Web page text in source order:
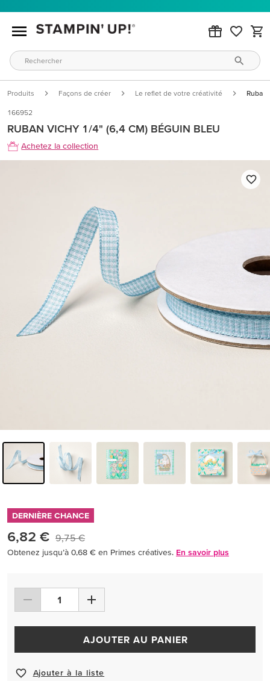
Produits Façons de créer Le reflet de votre créativité Ruban
166952
RUBAN VICHY 1/4" (6,4 CM) BÉGUIN BLEU
Achetez la collection
DERNIÈRE CHANCE
6,82 € 9,75 €
Obtenez jusqu’à 0,68 € en Primes créatives. En savoir plus
AJOUTER AU PANIER
Ajouter à la liste